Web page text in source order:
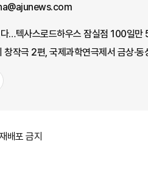
…텍사스로드하우스 잠실점 100일만
창작극 2편, 국제과학연극제서 금상·동
배포 금지